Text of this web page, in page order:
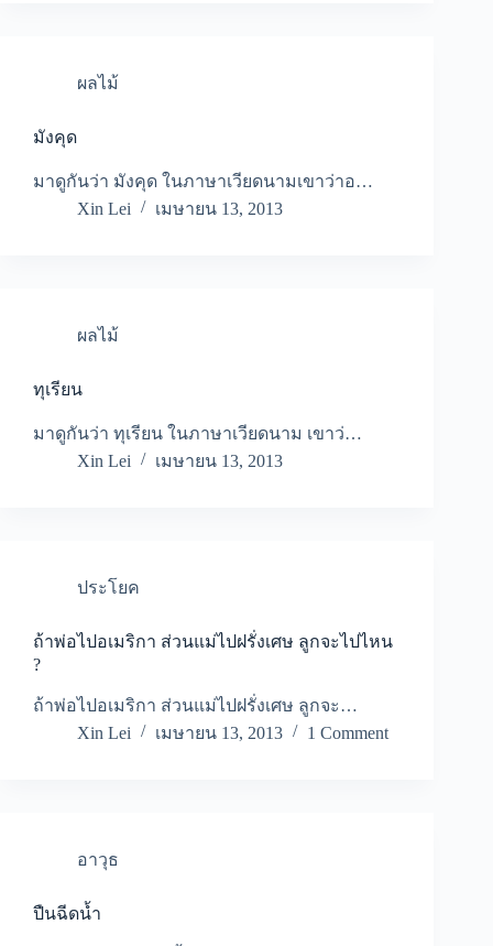
ผลไม้
มังคุด
มาดูกันว่า มังคุด ในภาษาเวียดนามเขาว่าอ…
Xin Lei
เมษายน 13, 2013
ผลไม้
ทุเรียน
มาดูกันว่า ทุเรียน ในภาษาเวียดนาม เขาว่…
Xin Lei
เมษายน 13, 2013
ประโยค
ถ้าพ่อไปอเมริกา ส่วนแม่ไปฝรั่งเศษ ลูกจะไปไหน
?
ถ้าพ่อไปอเมริกา ส่วนแม่ไปฝรั่งเศษ ลูกจะ…
Xin Lei
เมษายน 13, 2013 1 Comment
อาวุธ
ปืนฉีดน้ำ